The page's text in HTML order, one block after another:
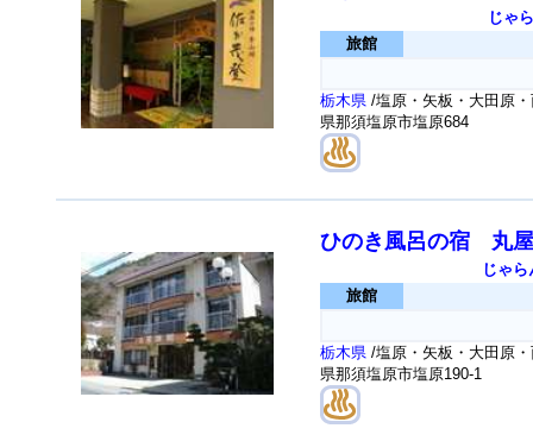
じゃ
旅館
栃木県 /塩原・矢板・大田原
県那須塩原市塩原684
ひのき風呂の宿 丸
じゃら
旅館
栃木県 /塩原・矢板・大田原
県那須塩原市塩原190-1